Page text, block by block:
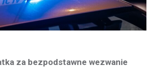
za bezpodstawne wezwanie